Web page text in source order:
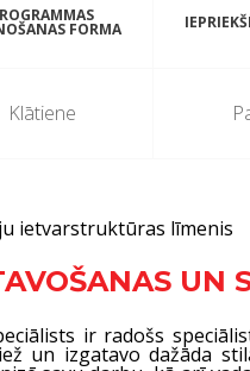
FORMA
Klātiene
ietvarstruktūras līmenis
UN
ir radošs
un izgatavo dažāda